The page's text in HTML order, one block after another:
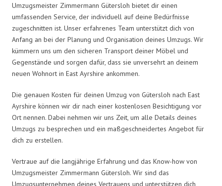
Umzugsmeister Zimmermann Gütersloh bietet dir einen
umfassenden Service, der individuell auf deine Bedürfnisse
zugeschnitten ist. Unser erfahrenes Team unterstützt dich von
Anfang an bei der Planung und Organisation deines Umzugs. Wir
kümmern uns um den sicheren Transport deiner Möbel und
Gegenstände und sorgen dafür, dass sie unversehrt an deinem
neuen Wohnort in East Ayrshire ankommen.
Die genauen Kosten für deinen Umzug von Gütersloh nach East
Ayrshire können wir dir nach einer kostenlosen Besichtigung vor
Ort nennen. Dabei nehmen wir uns Zeit, um alle Details deines
Umzugs zu besprechen und ein maßgeschneidertes Angebot für
dich zu erstellen.
Vertraue auf die langjährige Erfahrung und das Know-how von
Umzugsmeister Zimmermann Gütersloh. Wir sind das
Umzugsunternehmen deines Vertrauens und unterstützen dich